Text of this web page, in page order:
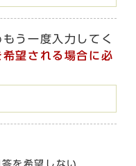
う一度入力してく
望される場合に必
答を希望しない